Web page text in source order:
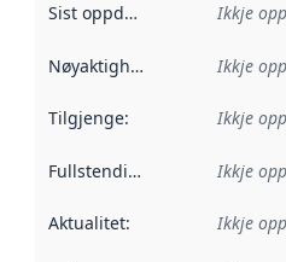
Sist oppdatert Ikkje
Nøyaktigheit Ikkje
Tilgjenge: Ikkje
Fullstendigheit Ikkje
Aktualitet: Ikkje